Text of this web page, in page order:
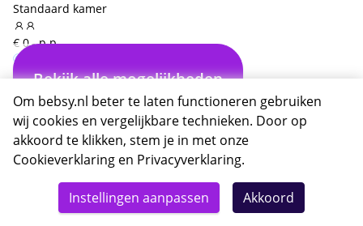
Standaard kamer
€ 0,- p.p.
Inclusief ontbijt
€ 0,- p.p.
Bekijk alle mogelijkheden
4. Jouw keuze
zaterdag, 27 februari 2027 - zaterdag, 6 maart 2027
Reisduur
Om bebsy.nl beter te laten functioneren gebruiken
wij cookies en vergelijkbare technieken. Door op
akkoord te klikken, stem je in met onze
Cookieverklaring en Privacyverklaring.
Instellingen aanpassen Akkoord